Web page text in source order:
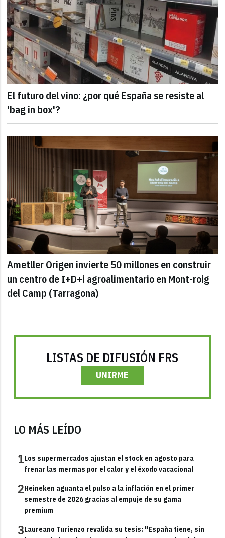
El futuro del vino: ¿por qué España se resiste al
'bag in box'?
Ametller Origen invierte 50 millones en construir
un centro de I+D+i agroalimentario en Mont-roig
del Camp (Tarragona)
LISTAS DE DIFUSIÓN FRS
UNIRME
LO MÁS LEÍDO
1Los supermercados ajustan el stock en agosto para
frenar las mermas por el calor y el éxodo vacacional
2Heineken aguanta el pulso a la inflación en el primer
semestre de 2026 gracias al empuje de su gama
premium
3Laureano Turienzo revalida su tesis: "España tiene, sin